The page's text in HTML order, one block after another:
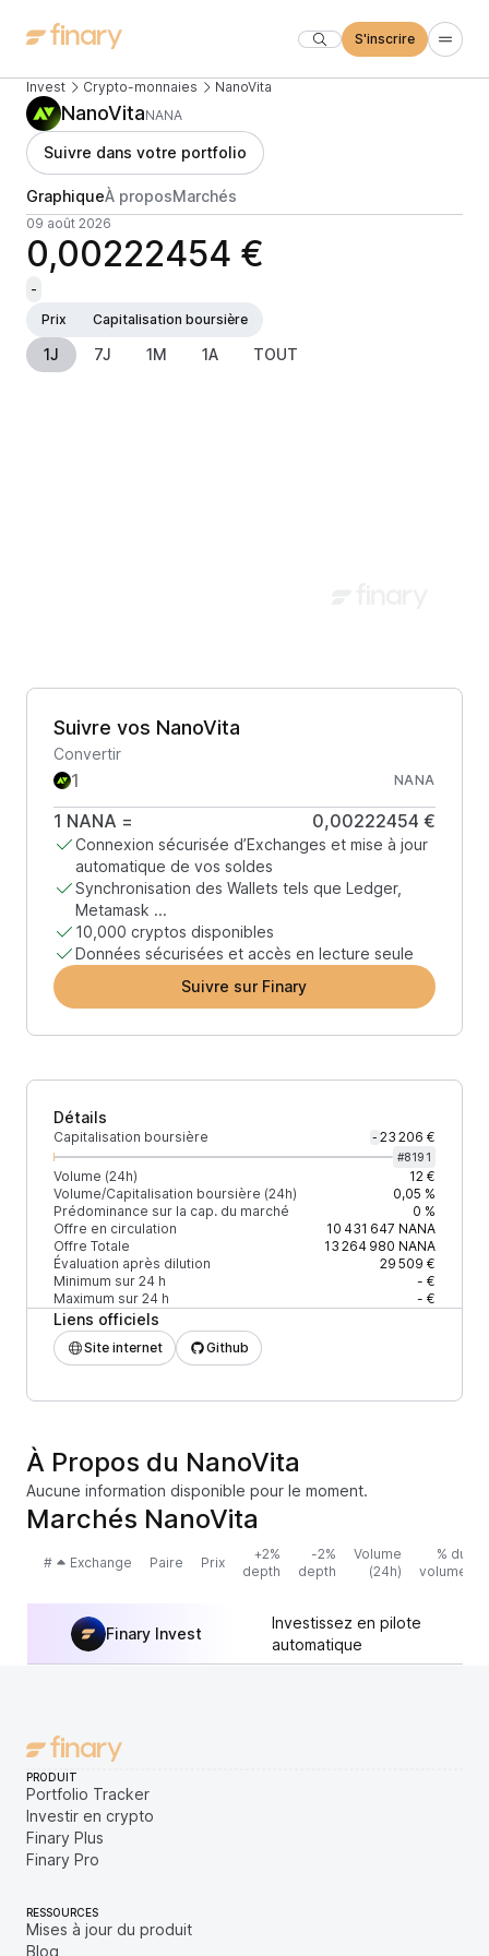
S'inscrire
Invest Crypto-monnaies NanoVita
NanoVitaNANA
Suivre dans votre portfolio
GraphiqueÀ proposMarchés
09 août 2026
0,00222454 €
-
Prix
Capitalisation boursière
1J 7J 1M 1A TOUT
Suivre vos NanoVita
Convertir
NANA
1 NANA = 0,00222454 €
Connexion sécurisée d’Exchanges et mise à jour
automatique de vos soldes
Synchronisation des Wallets tels que Ledger,
Metamask ...
10,000 cryptos disponibles
Données sécurisées et accès en lecture seule
Suivre sur Finary
Détails
Capitalisation boursière - 23 206 €
#8191
Volume (24h)
12 €
Volume/Capitalisation boursière (24h)
0,05 %
Prédominance sur la cap. du marché
0 %
Offre en circulation
10 431 647 NANA
Offre Totale
13 264 980 NANA
Évaluation après dilution
29 509 €
Minimum sur 24 h
- €
Maximum sur 24 h
- €
Liens officiels
Site internet Github
À Propos du NanoVita
Aucune information disponible pour le moment.
Marchés NanoVita
# Exchange Paire Prix
+2%
depth
-2%
depth
Volume
(24h)
% du
volume
Finary Invest
Investissez en pilote
automatique
PRODUIT
Portfolio Tracker
Investir en crypto
Finary Plus
Finary Pro
RESSOURCES
Mises à jour du produit
Blog